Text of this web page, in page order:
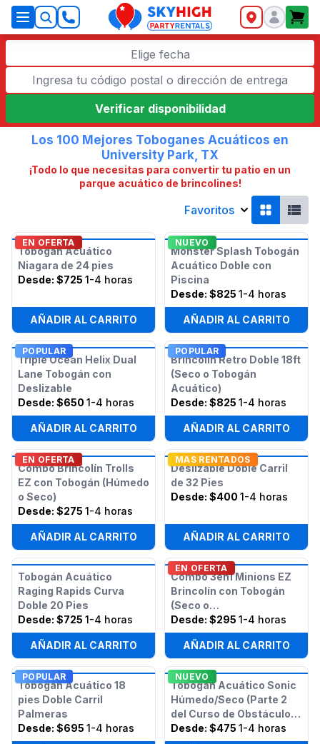
SkyHigh Logo
Elige fecha
Verificar disponibilidad
Los 100 Mejores Toboganes Acuáticos en
University Park, TX
¡Todo lo que necesitas para convertir tu patio en un
parque acuático de brincolines!
Favoritos
EN OFERTA
Tobogán Acuático
Niagara de 24 pies
Desde: $725 1-4 horas
AÑADIR AL CARRITO
NUEVO
Monster Splash Tobogán
Acuático Doble con
Piscina
Desde: $825 1-4 horas
AÑADIR AL CARRITO
POPULAR
Triple Ocean Helix Dual
Lane Tobogán con
Deslizable
Desde: $650 1-4 horas
AÑADIR AL CARRITO
POPULAR
Brincolín Retro Doble 18ft
(Seco o Tobogán
Acuático)
Desde: $825 1-4 horas
AÑADIR AL CARRITO
EN OFERTA
Combo Brincolín Trolls
EZ con Tobogán (Húmedo
o Seco)
Desde: $275 1-4 horas
AÑADIR AL CARRITO
MAS RENTADOS
Deslizable Doble Carril
de 32 Pies
Desde: $400 1-4 horas
AÑADIR AL CARRITO
Tobogán Acuático
Raging Rapids Curva
Doble 20 Pies
Desde: $725 1-4 horas
AÑADIR AL CARRITO
EN OFERTA
Combo 3en1 Minions EZ
Brincolín con Tobogán
(Seco o
Húmedo/Acuático)
Desde: $295 1-4 horas
AÑADIR AL CARRITO
POPULAR
Tobogán Acuático 18
pies Doble Carril
Palmeras
Desde: $695 1-4 horas
NUEVO
Tobogán Acuático Sonic
Húmedo/Seco (Parte 2
del Curso de Obstáculos
Sonic de 50 pies)
Desde: $475 1-4 horas